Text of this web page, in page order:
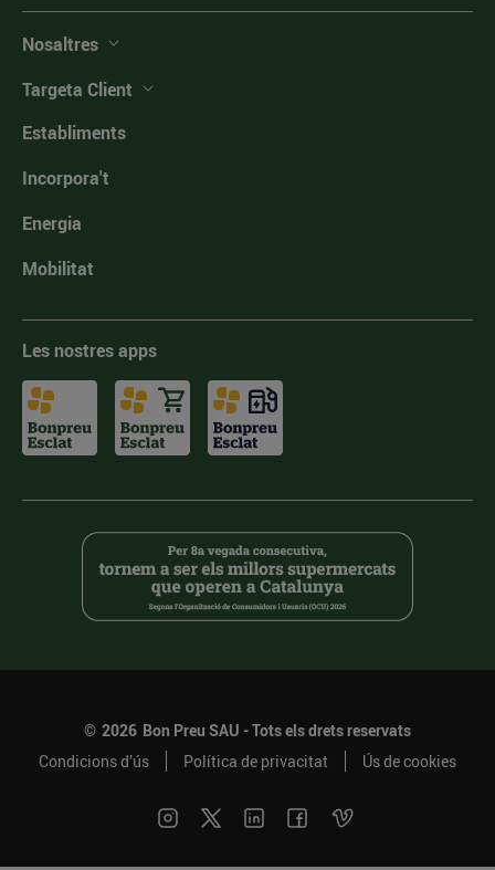
Nosaltres
Targeta Client
Establiments
Incorpora't
Energia
Mobilitat
Les nostres apps
© 2026 Bon Preu SAU - Tots els drets reservats
Condicions d’ús
Política de privacitat Ús de cookies